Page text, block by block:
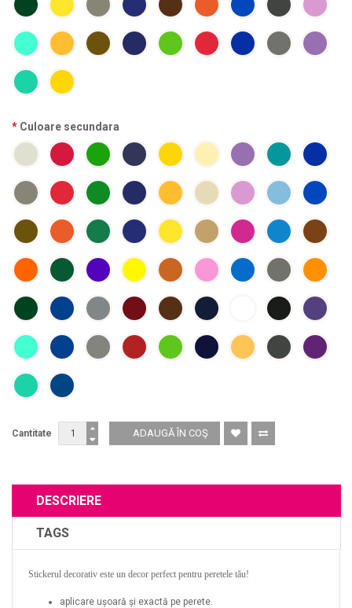
Culoare secundara
Cantitate
DESCRIERE
TAGS
Stickerul decorativ este un decor perfect pentru peretele tău!
aplicare ușoară și exactă pe perete.